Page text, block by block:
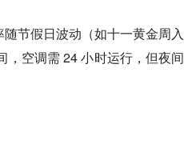
节假日波动（如十一黄金周入
空调需 24 小时运行，但夜间